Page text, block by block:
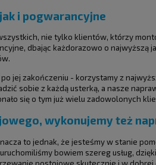
i pogwarancyjne
nie tylko klientów, którzy
dbając każdorazowo o najwyższą
jej zakończeniu - korzystamy z
sobie z każdą usterką, a nasze
się o tym już wielu zadowolonych
wykonujemy też
to jednak, że jesteśmy w stanie
bowiem szereg usług,
postojowe skutecznie i w dobrej